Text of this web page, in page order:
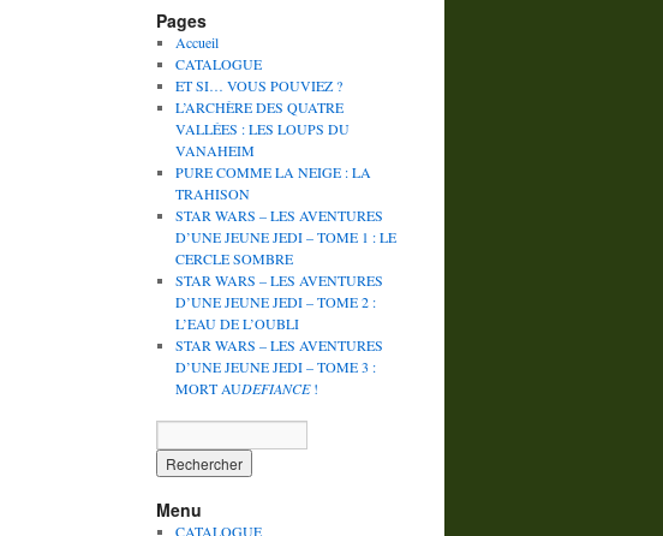
Pages
Accueil
CATALOGUE
ET SI… VOUS POUVIEZ ?
L’ARCHÈRE DES QUATRE
VALLÉES : LES LOUPS DU
VANAHEIM
PURE COMME LA NEIGE : LA
TRAHISON
STAR WARS – LES AVENTURES
D’UNE JEUNE JEDI – TOME 1 : LE
CERCLE SOMBRE
STAR WARS – LES AVENTURES
D’UNE JEUNE JEDI – TOME 2 :
L’EAU DE L’OUBLI
STAR WARS – LES AVENTURES
D’UNE JEUNE JEDI – TOME 3 :
MORT AUDEFIANCE!
Menu
CATALOGUE